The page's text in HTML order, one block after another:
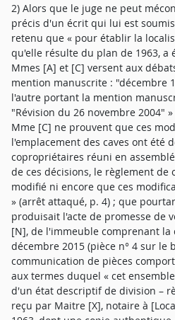
2) Alors que le juge ne peut
précis d'un écrit qui lui est
retenu que « pour établir la
qu'elle résulte du plan de 1963, a
Mmes [A] et [C] versent aux
mention manuscrite : "décembre
l'autre portant la mention
"Révision du 26 novembre 2004"
Mme [C] ne prouvent que ces
l'emplacement des caves ont été
copropriétaires réuni en
de ces décisions, le règlement
modifié ni encore que ces
» (arrêt attaqué, p. 4) ; que
produisait l'acte de promesse de
[N], de l'immeuble comprenant la
décembre 2015 (pièce n° 4 sur le
communication de pièces
aux termes duquel « cet
d'un état descriptif de division –
reçu par Maitre [X], notaire à